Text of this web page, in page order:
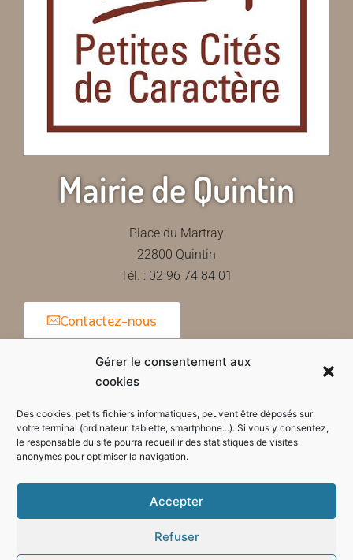
Gérer le consentement aux
cookies
Des cookies, petits fichiers informatiques, peuvent être déposés sur
votre terminal (ordinateur, tablette, smartphone...). Si vous y consentez,
le responsable du site pourra recueillir des statistiques de visites
anonymes pour optimiser la navigation.
Accepter
Refuser
Mairie de Quintin
Place du Martray
22800 Quintin
Tél. : 02 96 74 84 01
Contactez-nous
Horaires d'ouverture de la mairie